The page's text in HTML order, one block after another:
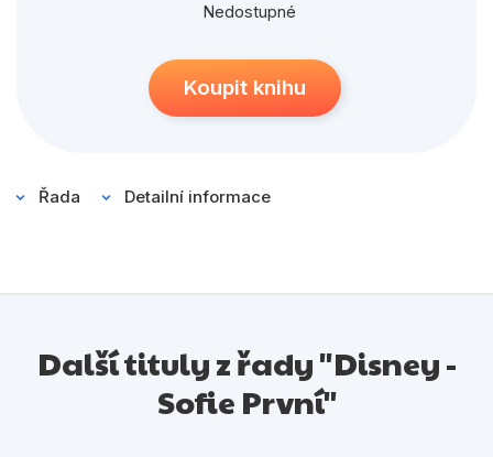
Příroda a zahrada
Společnost, politika
Výchova a pedagogika
Všechny kategorie
Nedostupné
Koupit knihu
Řada Detailní informace
Další tituly z řady "Disney -
Sofie První"